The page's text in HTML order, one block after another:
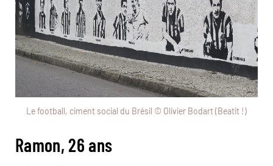
Le football, ciment social du Brésil © Olivier Bodart (Beatit !)
Ramon, 26 ans